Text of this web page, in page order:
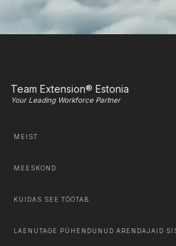
Team Extension® Estonia
Your Leading Workforce Partner
MEIST
MEESKOND
KUIDAS SEE TÖÖTAB
LAENUTAGE PÜHENDUNUD ARENDAJAID